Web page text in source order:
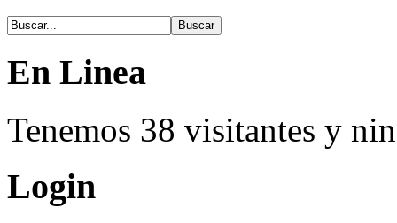
En Linea
Tenemos 38 visitantes y
Login